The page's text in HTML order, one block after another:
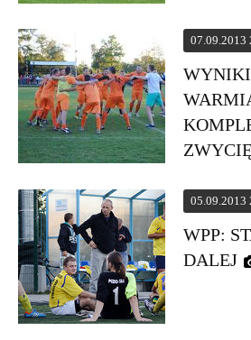
07.09.2013
05.09.2013
WPP:
DALEJ